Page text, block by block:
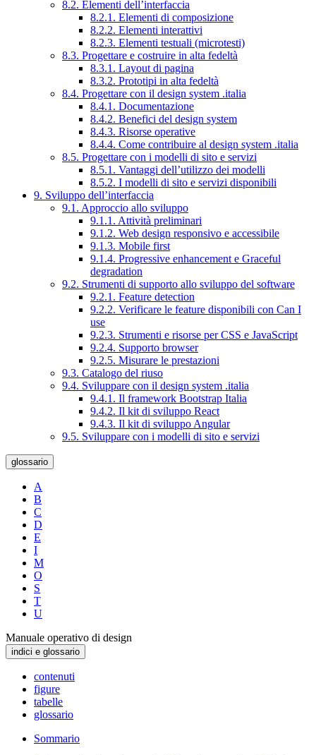
8.2. Elementi dell’interfaccia
8.2.1. Elementi di composizione
8.2.2. Elementi interattivi
8.2.3. Elementi testuali (microtesti)
8.3. Progettare e costruire in alta fedeltà
8.3.1. Layout di pagina
8.3.2. Prototipi in alta fedeltà
8.4. Progettare con il design system .italia
8.4.1. Documentazione
8.4.2. Benefici del design system
8.4.3. Risorse operative
8.4.4. Come contribuire al design system .italia
8.5. Progettare con i modelli di sito e servizi
8.5.1. Vantaggi dell’utilizzo dei modelli
8.5.2. I modelli di sito e servizi disponibili
9. Sviluppo dell’interfaccia
9.1. Approccio allo sviluppo
9.1.1. Attività preliminari
9.1.2. Web design responsivo e accessibile
9.1.3. Mobile first
9.1.4. Progressive enhancement e Graceful
degradation
9.2. Strumenti di supporto allo sviluppo del software
9.2.1. Feature detection
9.2.2. Verificare le feature disponibili con Can I
use
9.2.3. Strumenti e risorse per CSS e JavaScript
9.2.4. Supporto browser
9.2.5. Misurare le prestazioni
9.3. Catalogo del riuso
9.4. Sviluppare con il design system .italia
9.4.1. Il framework Bootstrap Italia
9.4.2. Il kit di sviluppo React
9.4.3. Il kit di sviluppo Angular
9.5. Sviluppare con i modelli di sito e servizi
glossario
A
B
C
D
E
I
M
O
S
T
U
Manuale operativo di design
indici e glossario
contenuti
figure
tabelle
glossario
Sommario